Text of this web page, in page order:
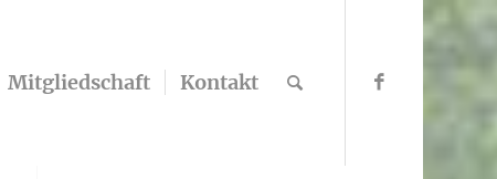
Mitgliedschaft Kontakt